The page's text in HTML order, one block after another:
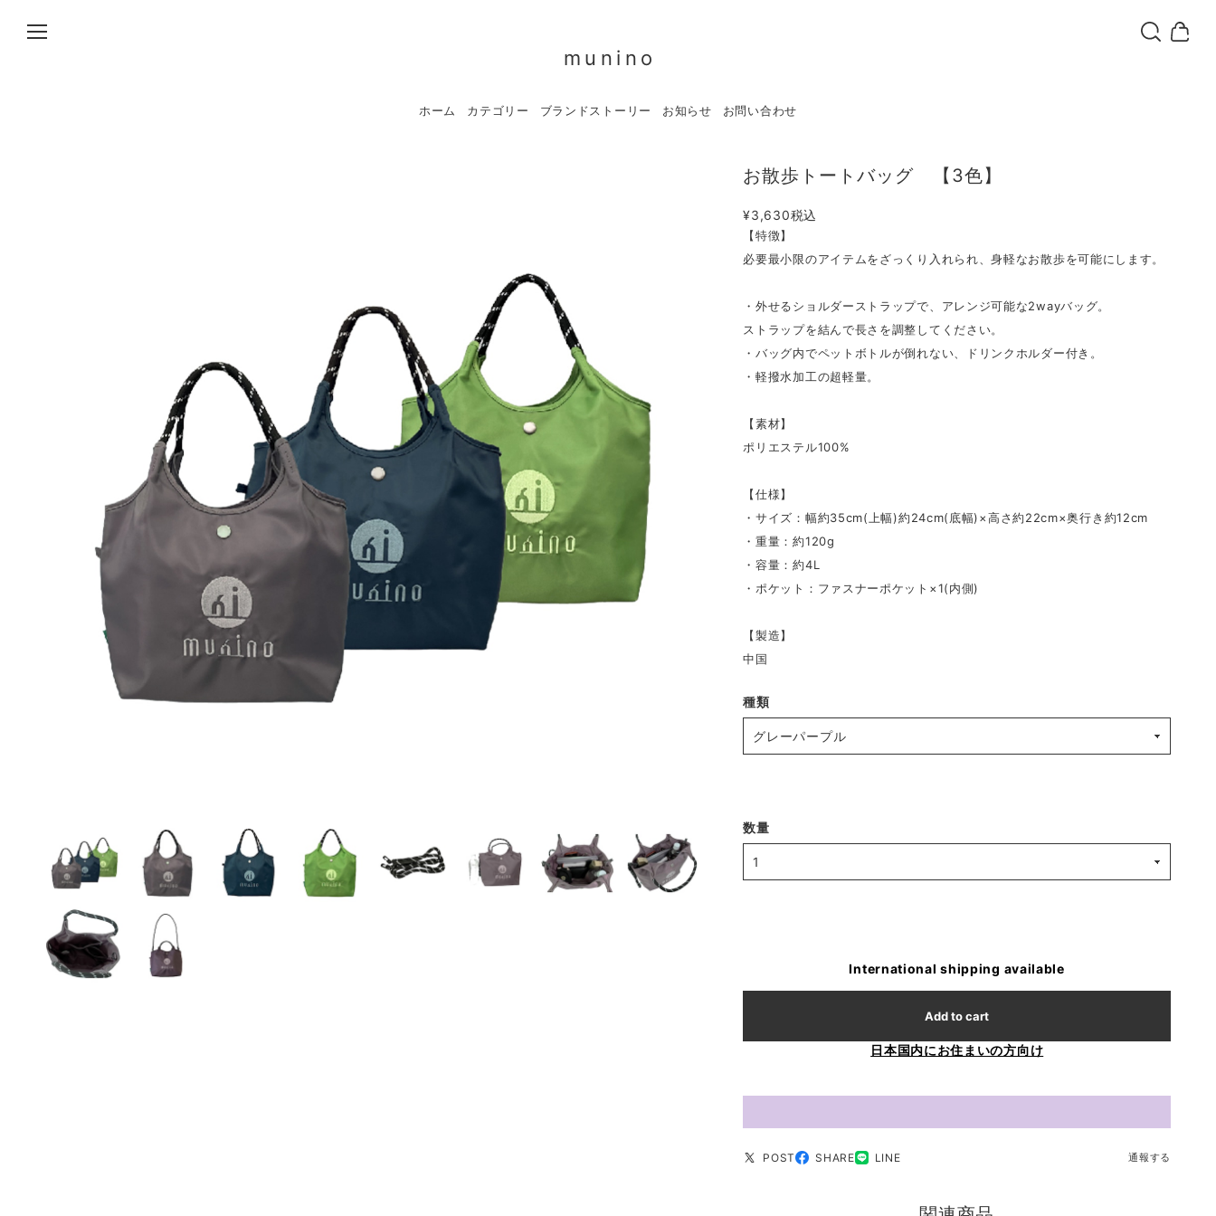
munino
ホーム カテゴリー ブランドストーリー お知らせ お問い合わせ
お散歩トートバッグ 【3色】
¥3,630税込
【特徴】
必要最小限のアイテムをざっくり入れられ、身軽なお散歩を可能にします。
・外せるショルダーストラップで、アレンジ可能な2wayバッグ。
ストラップを結んで長さを調整してください。
・バッグ内でペットボトルが倒れない、ドリンクホルダー付き。
・軽撥水加工の超軽量。
【素材】
ポリエステル100%
【仕様】
・サイズ：幅約35cm(上幅)約24cm(底幅)×高さ約22cm×奥行き約12cm
・重量：約120g
・容量：約4L
・ポケット：ファスナーポケット×1(内側)
【製造】
中国
種類
数量
International shipping available
Add to cart
日本国内にお住まいの方向け
POST SHARE LINE 通報する